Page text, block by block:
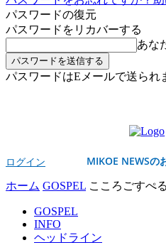
パスワードの復元
パスワードをリカバーする
あな
パスワードはEメールで送られ
ログイン MIKOE NEWSの
ホーム GOSPEL こころごすぺ
GOSPEL
INFO
ヘッドライン